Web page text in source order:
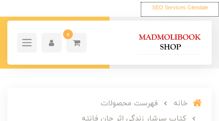
SEO Services Glendale
0
خانه
فهرست محصولات
کتاب سرشار زندگی اثر جان فانته